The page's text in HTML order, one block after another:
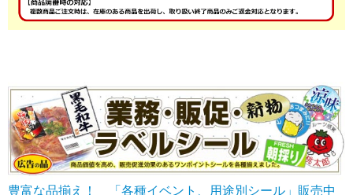
豊富な品揃え！ 「各種イベント、用途別シール」販売中